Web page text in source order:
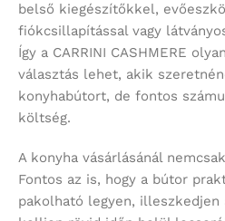
belső kiegészítőkkel,
fiókcsillapítással vagy
Így a CARRINI CASHMERE
választás lehet, akik
konyhabútort, de fontos
költség.
A konyha vásárlásánál
Fontos az is, hogy a bútor
pakolható legyen, illeszkedjen